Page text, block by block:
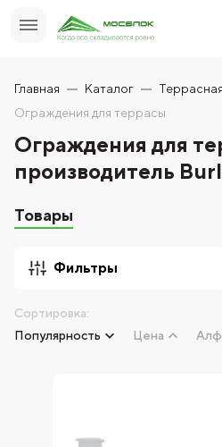
Главная Каталог
Ограждения для террасы
Ограждения для
производитель
Товары
Фильтры
Сортировка:
Популярность
Цена